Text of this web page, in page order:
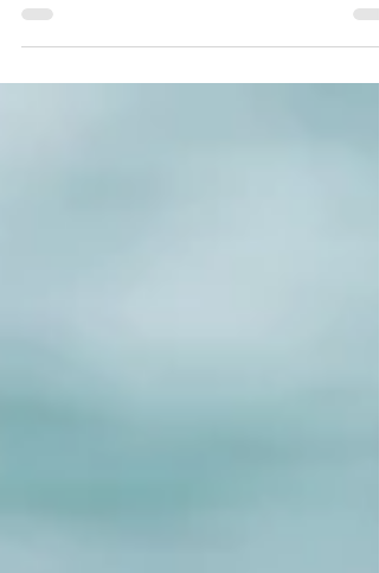
und Ihre Leser zum Weiterlesen motiviert....